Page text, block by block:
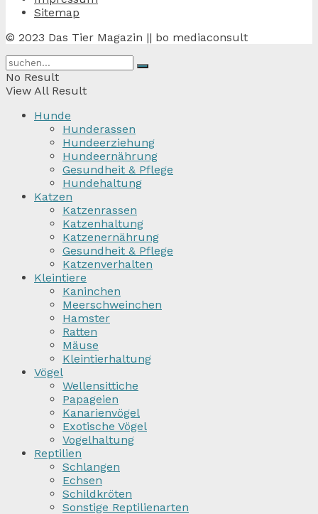
Sitemap
© 2023 Das Tier Magazin || bo mediaconsult
No Result
View All Result
Hunde
Hunderassen
Hundeerziehung
Hundeernährung
Gesundheit & Pflege
Hundehaltung
Katzen
Katzenrassen
Katzenhaltung
Katzenernährung
Gesundheit & Pflege
Katzenverhalten
Kleintiere
Kaninchen
Meerschweinchen
Hamster
Ratten
Mäuse
Kleintierhaltung
Vögel
Wellensittiche
Papageien
Kanarienvögel
Exotische Vögel
Vogelhaltung
Reptilien
Schlangen
Echsen
Schildkröten
Sonstige Reptilienarten